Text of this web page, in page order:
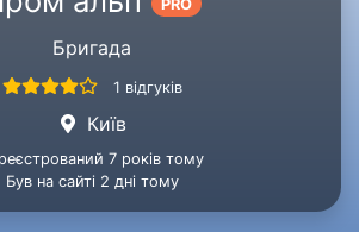
PRO
Бригада
1 відгуків
Київ
7 років тому
Був на сайті 2 дні тому